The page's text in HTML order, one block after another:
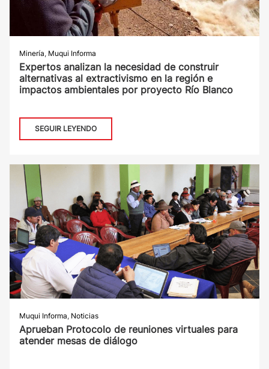
Minería, Muqui Informa
Expertos analizan la necesidad de construir
alternativas al extractivismo en la región e
impactos ambientales por proyecto Río Blanco
SEGUIR LEYENDO
Muqui Informa, Noticias
Aprueban Protocolo de reuniones virtuales para
atender mesas de diálogo